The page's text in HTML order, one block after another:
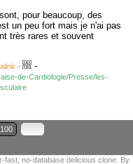
pour beaucoup, des
un peu fort mais je n'ai pas
très rares et souvent
- -
de-Cardiologie/Presse/les-
100
fast, no-database delicious clone. By